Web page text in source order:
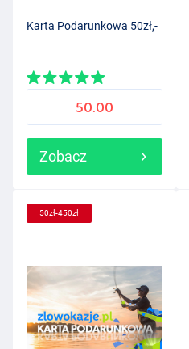
Karta Podarunkowa 50zł,-
50.00
Zobacz
50zł-450zł